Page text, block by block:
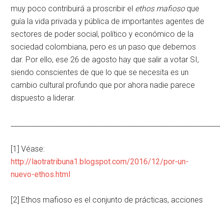
muy poco contribuirá a proscribir el ethos mafiosoque
guía la vida privada y pública de importantes agentes de
sectores de poder social, político y económico de la
sociedad colombiana, pero es un paso que debemos
dar. Por ello, ese 26 de agosto hay que salir a votar SI,
siendo conscientes de que lo que se necesita es un
cambio cultural profundo que por ahora nadie parece
dispuesto a liderar.
[1] Véase:
http://laotratribuna1.blogspot.com/2016/12/por-un-
nuevo-ethos.html
[2] Ethos mafioso es el conjunto de prácticas, acciones